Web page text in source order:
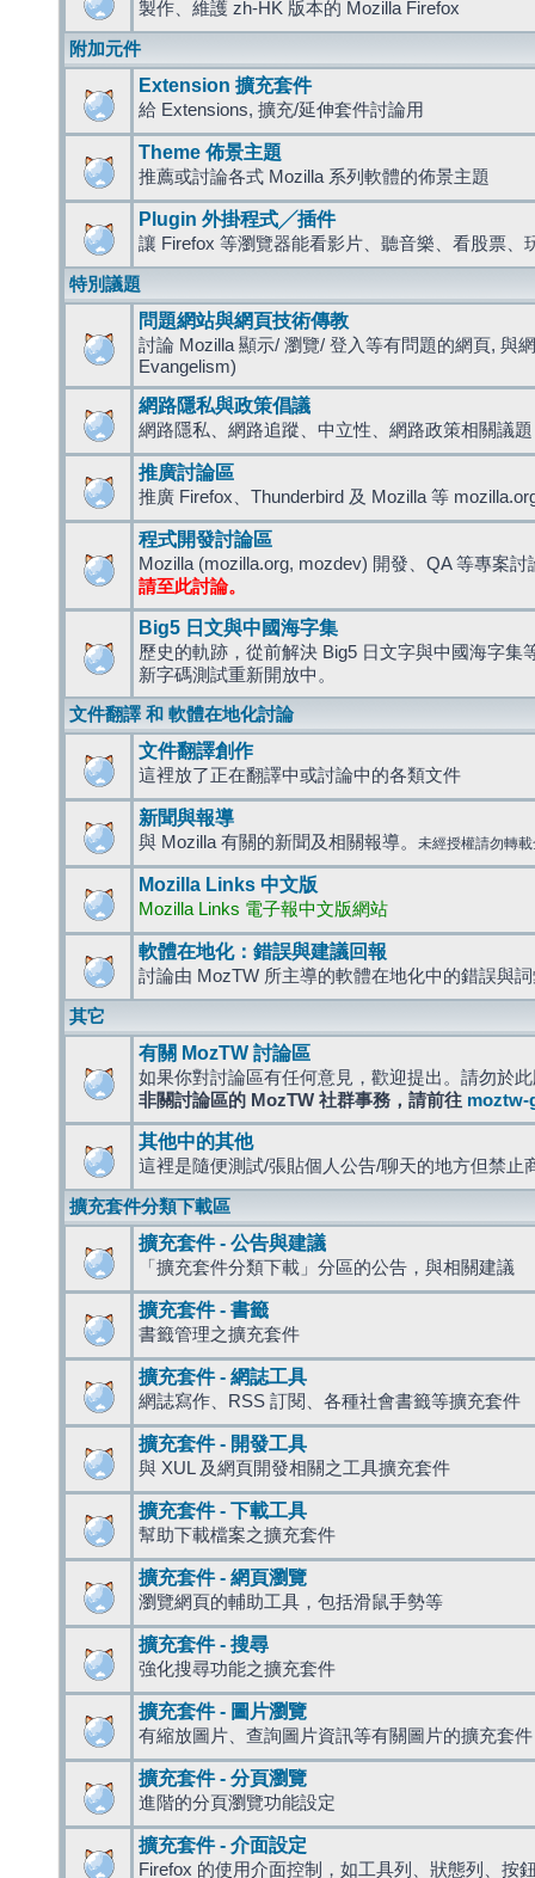
製作、維護 zh-HK 版本的 Mozilla Firefox
附加元件
Extension 擴充套件
給 Extensions, 擴充/延伸套件討論用
Theme 佈景主題
推薦或討論各式 Mozilla 系列軟體的佈景主題
Plugin 外掛程式╱插件
讓 Firefox 等瀏覽器能看影片、聽音樂、看股票、
特別議題
問題網站與網頁技術傳教
討論 Mozilla 顯示/ 瀏覽/ 登入等有問題的網頁, 與
Evangelism)
網路隱私與政策倡議
網路隱私、網路追蹤、中立性、網路政策相關議題
推廣討論區
推廣 Firefox、Thunderbird 及 Mozilla 等
程式開發討論區
Mozilla (mozilla.org, mozdev) 開發、QA 等專案討
請至此討論。
Big5 日文與中國海字集
歷史的軌跡，從前解決 Big5 日文字與中國海字集
新字碼測試重新開放中。
文件翻譯 和 軟體在地化討論
文件翻譯創作
這裡放了正在翻譯中或討論中的各類文件
新聞與報導
與 Mozilla 有關的新聞及相關報導。 未經授權請勿轉
Mozilla Links 中文版
Mozilla Links 電子報中文版網站
軟體在地化：錯誤與建議回報
討論由 MozTW 所主導的軟體在地化中的錯誤與
其它
有關 MozTW 討論區
如果你對討論區有任何意見，歡迎提出。請勿於
非關討論區的 MozTW 社群事務，請前往 moztw-
其他中的其他
這裡是隨便測試/張貼個人公告/聊天的地方但禁止
擴充套件分類下載區
擴充套件 - 公告與建議
「擴充套件分類下載」分區的公告，與相關建議
擴充套件 - 書籤
書籤管理之擴充套件
擴充套件 - 網誌工具
網誌寫作、RSS 訂閱、各種社會書籤等擴充套件
擴充套件 - 開發工具
與 XUL 及網頁開發相關之工具擴充套件
擴充套件 - 下載工具
幫助下載檔案之擴充套件
擴充套件 - 網頁瀏覽
瀏覽網頁的輔助工具，包括滑鼠手勢等
擴充套件 - 搜尋
強化搜尋功能之擴充套件
擴充套件 - 圖片瀏覽
有縮放圖片、查詢圖片資訊等有關圖片的擴充套件
擴充套件 - 分頁瀏覽
進階的分頁瀏覽功能設定
擴充套件 - 介面設定
Firefox 的使用介面控制，如工具列、狀態列、按